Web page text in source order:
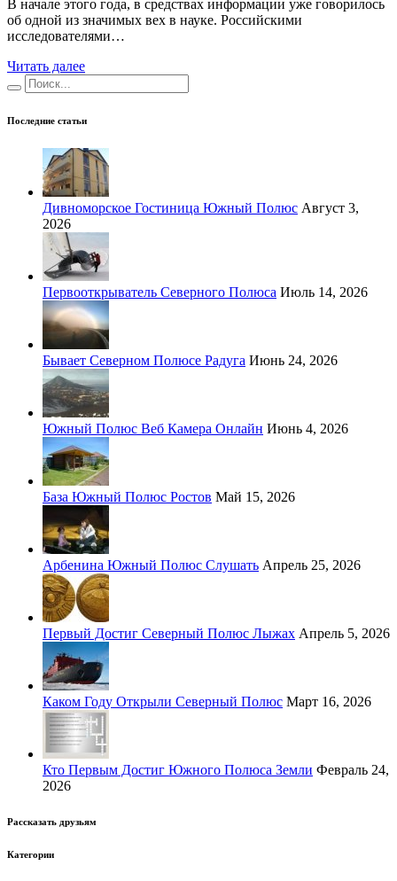
В начале этого года, в средствах информации уже говорилось
об одной из значимых вех в науке. Российскими
исследователями…
Читать далее
Последние статьи
Дивноморское Гостиница Южный Полюс Август 3,
2026
Первооткрыватель Северного Полюса Июль 14, 2026
Бывает Северном Полюсе Радуга Июнь 24, 2026
Южный Полюс Веб Камера Онлайн Июнь 4, 2026
База Южный Полюс Ростов Май 15, 2026
Арбенина Южный Полюс Слушать Апрель 25, 2026
Первый Достиг Северный Полюс Лыжах Апрель 5, 2026
Каком Году Открыли Северный Полюс Март 16, 2026
Кто Первым Достиг Южного Полюса Земли Февраль 24,
2026
Рассказать друзьям
Категории